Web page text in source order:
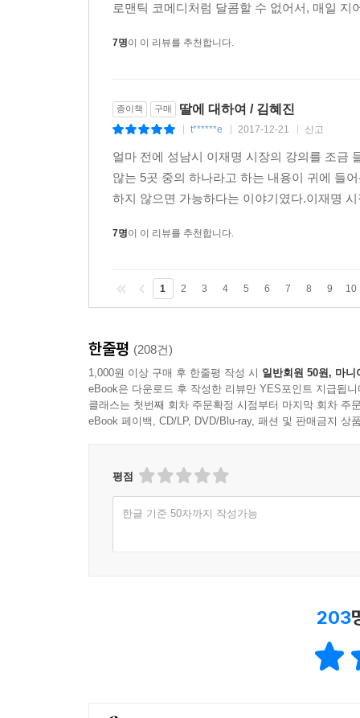
로맨틱 코메디처럼 달콤할 수 없어서, 매일
7명이 이 리뷰를 추천합니다.
종이책 구매 딸에 대하여 / 김혜진
t******e 2017-12-21 신고
얼마 전에 성남시 이재명 시장의 강의를 조금
않는 5곳 중의 하나라고 하는 내용이 귀에 들
하지 않으면 가능하다는 이야기였다.이재명
7명이 이 리뷰를 추천합니다.
1 2 3 4 5 6 7 8 9 10
한줄평 (208건)
1,000원 이상 구매 후 한줄평 작성 시 일반회원 50원, 마니
eBook은 다운로드 후 작성한 리뷰만 YES포인트 지급됩니
클래스는 첫번째 회차 주문확정 시점부터 마지막 회차 주
eBook 페이백, CD/LP, DVD/Blu-ray, 패션 및 판매금지 상
평점
한글 기준 50자까지 작성가능
203